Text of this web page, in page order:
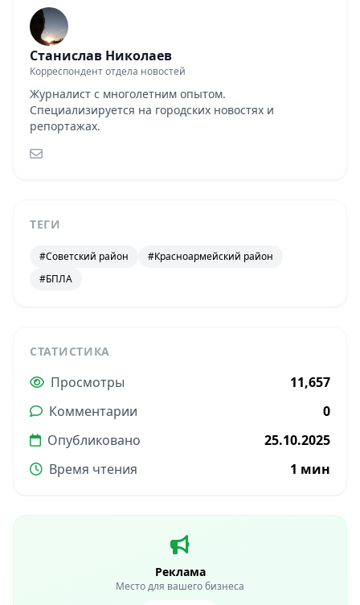
Станислав Николаев
Корреспондент отдела новостей
Журналист с многолетним опытом.
Специализируется на городских новостях и
репортажах.
ТЕГИ
#Советский район
#Красноармейский район
#БПЛА
СТАТИСТИКА
Просмотры
11,657
Комментарии
0
Опубликовано
25.10.2025
Время чтения
1 мин
Реклама
Место для вашего бизнеса